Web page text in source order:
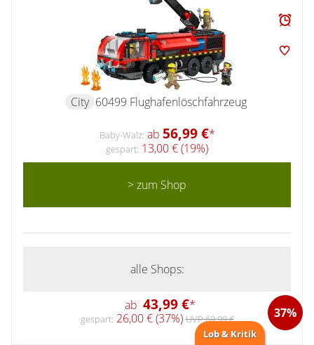
City 60499 Flughafenlöschfahrzeug
Baby-Walz: ab 56,99 €*
gespart: 13,00 € (19%)
> zum Shop
alle Shops:
ab 43,99 €* 37%
gespart: 26,00 € (37%)UVP 69,99 €
Lob & Kritik